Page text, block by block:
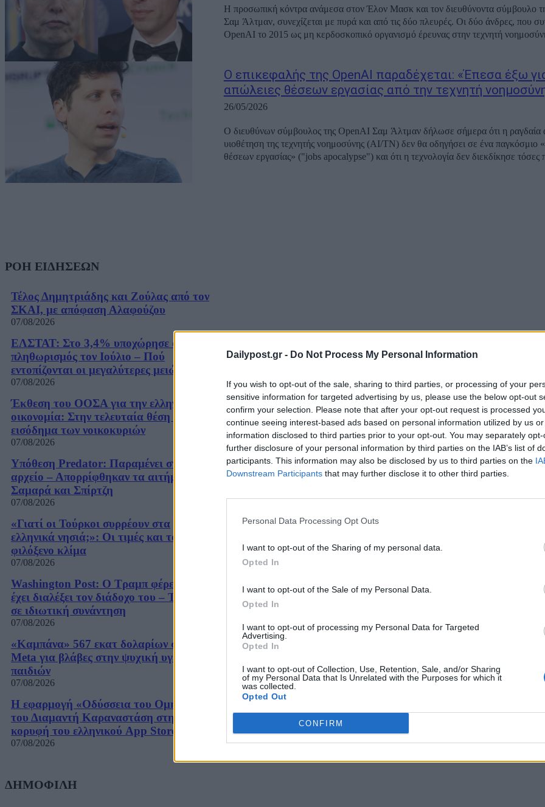
Dailypost.gr - Do Not Process My Personal Information
If you wish to opt-out of the sale, sharing to third parties, or processing of your
sensitive information for targeted advertising by us, please use the below opt-out
confirm your selection. Please note that after your opt-out request is processed
continue seeing interest-based ads based on personal information utilized by us
information disclosed to third parties prior to your opt-out. You may separately
further disclosure of your personal information by third parties on the IAB’s list of
participants. This information may also be disclosed by us to third parties on the
Downstream Participants that may further disclose it to other third parties.
Personal Data Processing Opt Outs
I want to opt-out of the Sharing of my personal data.
Opted In
I want to opt-out of the Sale of my Personal Data.
Opted In
I want to opt-out of processing my Personal Data for Targeted
Advertising.
Opted In
I want to opt-out of Collection, Use, Retention, Sale, and/or Sharing
of my Personal Data that Is Unrelated with the Purposes for which it
was collected.
Opted Out
CONFIRM
Η προσωπική κόντρα ανάμεσα στον Έλον Μασκ και τον διευθύνοντα σύμβουλο
Σαμ Άλτμαν, συνεχίζεται με πυρά και από τις δύο πλευρές. Οι δύο άνδρες, που
OpenAI το 2015 ως μη κερδοσκοπικό οργανισμό έρευνας στην τεχνητή
Ο επικεφαλής της OpenAI παραδέχεται: «Έπεσα έξω
απώλειες θέσεων εργασίας από την τεχνητή
26/05/2026
Ο διευθύνων σύμβουλος της OpenAI Σαμ Άλτμαν δήλωσε σήμερα ότι η ραγδαία
υιοθέτηση της τεχνητής νοημοσύνης (AI/ΤΝ) δεν θα οδηγήσει σε ένα παγκόσμιο
θέσεων εργασίας» ("jobs apocalypse") και ότι η τεχνολογία δεν διεκδίκησε τόσες
ΡΟΗ ΕΙΔΗΣΕΩΝ
Τέλος Δημητριάδης και Ζούλας από τον
ΣΚΑΙ, με απόφαση Αλαφούζου
07/08/2026
ΕΛΣΤΑΤ: Στο 3,4% υποχώρησε ο
πληθωρισμός τον Ιούλιο – Πού
εντοπίζονται οι μεγαλύτερες μειώσεις
07/08/2026
Έκθεση του ΟΟΣΑ για την ελληνική
οικονομία: Στην τελευταία θέση το
εισόδημα των νοικοκυριών
07/08/2026
Υπόθεση Predator: Παραμένει στο
αρχείο – Απορρίφθηκαν τα αιτήματα
Σαμαρά και Σπίρτζη
07/08/2026
«Γιατί οι Τούρκοι συρρέουν στα
ελληνικά νησιά;»: Οι τιμές και το
φιλόξενο κλίμα
07/08/2026
Washington Post: Ο Τραμπ φέρεται να
έχει διαλέξει τον διάδοχο του – Τι είπε
σε ιδιωτική συνάντηση
07/08/2026
«Καμπάνα» 567 εκατ δολαρίων στη
Meta για βλάβες στην ψυχική υγεία των
παιδιών
07/08/2026
Η εφαρμογή «Οδύσσεια του Ομήρου»
του Διαμαντή Καραναστάση στην
κορυφή του ελληνικού App Store
07/08/2026
ΔΗΜΟΦΙΛΗ